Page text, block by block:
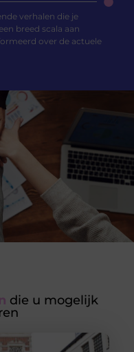
verhalen die je
breed scala aan
over de actuele
die u mogelijk